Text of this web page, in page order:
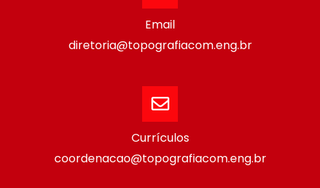
Email
diretoria@topografiacom.eng.br
Currículos
coordenacao@topografiacom.eng.br